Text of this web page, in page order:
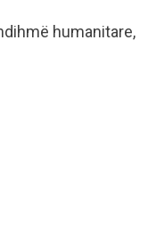
humanitare,